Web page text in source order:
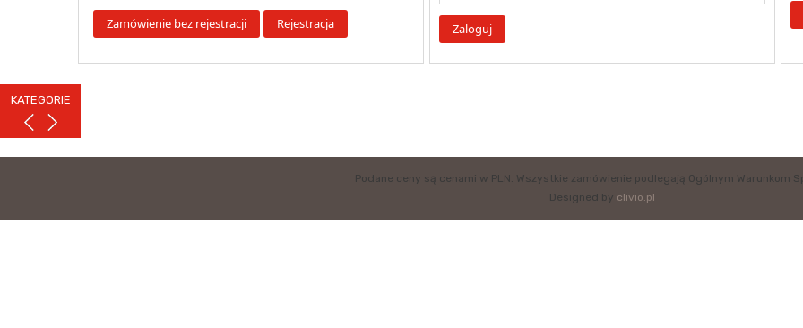
KATEGORIE
Podane ceny są cenami w PLN. Wszystkie zamówienie podlegają Ogólnym Warunkom
Designed by clivio.pl